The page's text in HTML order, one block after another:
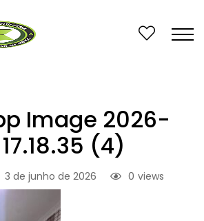
Image 2026-
(4)
3 de junho de 2026 views
0